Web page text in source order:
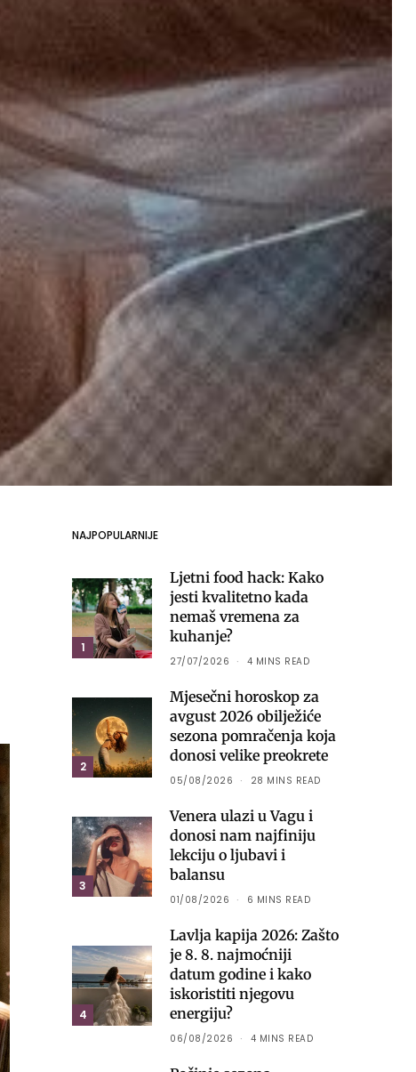
NAJPOPULARNIJE
1
Ljetni food hack: Kako
jesti kvalitetno kada
nemaš vremena za
kuhanje?
27/07/2026 4 MINS READ
2
Mjesečni horoskop za
avgust 2026 obilježiće
sezona pomračenja koja
donosi velike preokrete
05/08/2026 28 MINS READ
3
Venera ulazi u Vagu i
donosi nam najfiniju
lekciju o ljubavi i
balansu
01/08/2026 6 MINS READ
4
Lavlja kapija 2026: Zašto
je 8. 8. najmoćniji
datum godine i kako
iskoristiti njegovu
energiju?
06/08/2026 4 MINS READ